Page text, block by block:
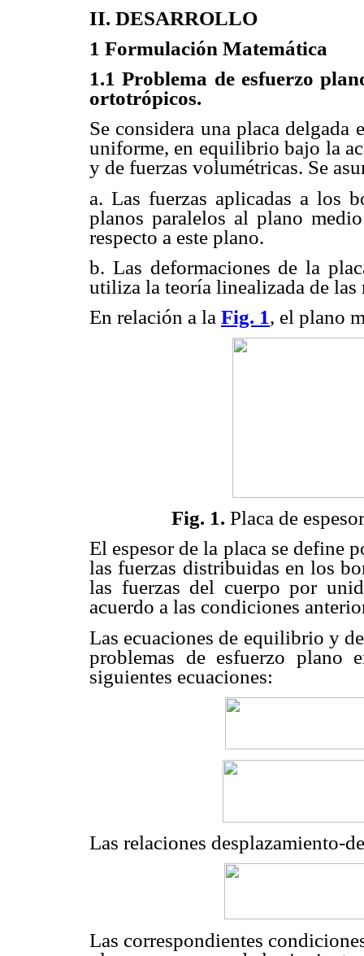
II. DESARROLLO
1 Formulación Matemática
1.1 Problema de esfuerzo
ortotrópicos.
Se considera una placa delgada
uniforme, en equilibrio bajo la
y de fuerzas volumétricas. Se
a. Las fuerzas aplicadas a los
planos paralelos al plano
respecto a este plano.
b. Las deformaciones de la
utiliza la teoría linealizada de las
En relación a la Fig. 1, el plano
Fig. 1. Placa de
El espesor de la placa se define
las fuerzas distribuidas en los
las fuerzas del cuerpo por
acuerdo a las condiciones
Las ecuaciones de equilibrio y
problemas de esfuerzo plano
siguientes ecuaciones:
Las relaciones desplazamiento-
Las correspondientes